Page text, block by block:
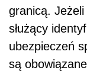
granicą.
służący
ubezpieczeń
są